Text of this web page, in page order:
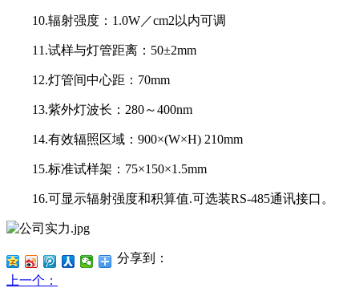
10.辐射强度：1.0W／cm2以内可调
11.试样与灯管距离：50±2mm
12.灯管间中心距：70mm
13.紫外灯波长：280～400nm
14.有效辐照区域：900×(W×H) 210mm
15.标准试样架：75×150×1.5mm
16.可显示辐射强度和积算值.可选装RS-485通讯接口。
分享到：
上一个 ：